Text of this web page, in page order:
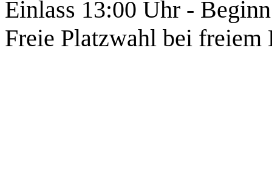
Einlass 13:00 Uhr -
Freie Platzwahl bei